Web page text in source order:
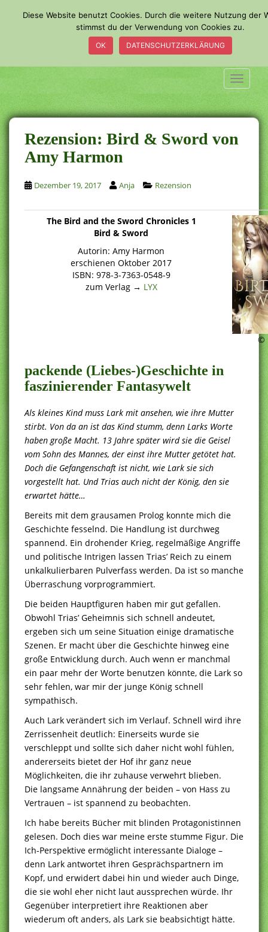
o
a
i
n
c
o
n
t
e
n
t
Rezension: Bird & Sword von
Amy Harmon
Dezember 19, 2017 Anja Rezension
The Bird and the Sword Chronicles 1
Bird & Sword
Autorin: Amy Harmon
erschienen Oktober 2017
ISBN: 978-3-7363-0548-9
zum Verlag → LYX
©
packende (Liebes-)Geschichte in
faszinierender Fantasywelt
Als kleines Kind muss Lark mit ansehen, wie ihre Mutter
stirbt. Von da an ist das Kind stumm, denn Larks Worte
haben große Macht. 13 Jahre später wird sie die Geisel
vom Sohn des Mannes, der einst ihre Mutter getötet hat.
Doch die Gefangenschaft ist nicht, wie Lark sie sich
vorgestellt hat. Und Trias auch nicht der König, den sie
erwartet hätte…
Bereits mit dem grausamen Prolog konnte mich die
Geschichte fesselnd. Die Handlung ist durchweg
spannend. Ein drohender Krieg, regelmäßige Angriffe
und politische Intrigen lassen Trias’ Reich zu einem
unkalkulierbaren Pulverfass werden. Da ist so manche
Überraschung vorprogrammiert.
Die beiden Hauptfiguren haben mir gut gefallen.
Obwohl Trias’ Geheimnis sich schnell andeutet,
ergeben sich um seine Situation einige dramatische
Szenen. Er macht über die Geschichte hinweg eine
große Entwicklung durch. Auch wenn er manchmal
ein paar mehr der Worte benutzen könnte, die Lark so
sehr fehlen, war mir der junge König schnell
sympathisch.
Auch Lark verändert sich im Verlauf. Schnell wird ihre
Zerrissenheit deutlich: Einerseits wurde sie
verschleppt und sollte sich daher nicht wohl fühlen,
andererseits bietet der Hof ihr ganz neue
Möglichkeiten, die ihr zuhause verwehrt blieben.
Die langsame Annährung der beiden – von Hass zu
Vertrauen – ist spannend zu beobachten.
Ich habe bereits Bücher mit blinden Protagonistinnen
gelesen. Doch dies war meine erste stumme Figur. Die
Ich-Perspektive ermöglicht interessante Dialoge –
denn Lark antwortet ihren Gesprächspartnern im
Kopf, und erwidert dabei hin und wieder auch Dinge,
die sie wohl eher nicht laut aussprechen würde. Ihr
Gegenüber interpretiert ihre Reaktionen aber
wiederum oft anders, als Lark sie beabsichtigt hätte.
Diese Website benutzt Cookies. Durch die weitere Nutzung der
stimmst du der Verwendung von Cookies zu.
OK DATENSCHUTZERKLÄRUNG